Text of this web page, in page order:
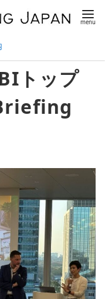
トップ